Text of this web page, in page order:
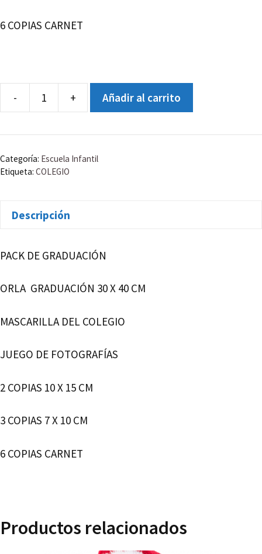
6 COPIAS CARNET
-
ORLA
DIOCESANO
MARÍA
CURSO
2021
+ Añadir al carrito
Categoría: Escuela Infantil
Etiqueta: COLEGIO
Descripción
PACK DE GRADUACIÓN
ORLA GRADUACIÓN 30 X 40 CM
MASCARILLA DEL COLEGIO
JUEGO DE FOTOGRAFÍAS
2 COPIAS 10 X 15 CM
3 COPIAS 7 X 10 CM
6 COPIAS CARNET
Productos relacionados